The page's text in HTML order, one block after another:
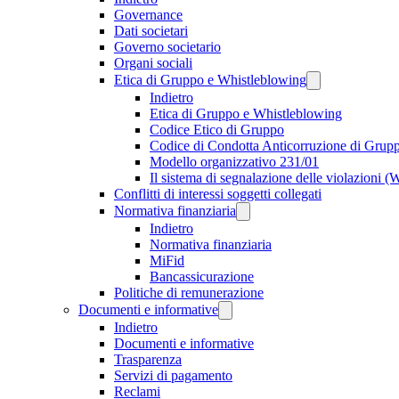
Governance
Dati societari
Governo societario
Organi sociali
Etica di Gruppo e Whistleblowing
Indietro
Etica di Gruppo e Whistleblowing
Codice Etico di Gruppo
Codice di Condotta Anticorruzione di
Modello organizzativo 231/01
Il sistema di segnalazione delle violazioni
Conflitti di interessi soggetti collegati
Normativa finanziaria
Indietro
Normativa finanziaria
MiFid
Bancassicurazione
Politiche di remunerazione
Documenti e informative
Indietro
Documenti e informative
Trasparenza
Servizi di pagamento
Reclami